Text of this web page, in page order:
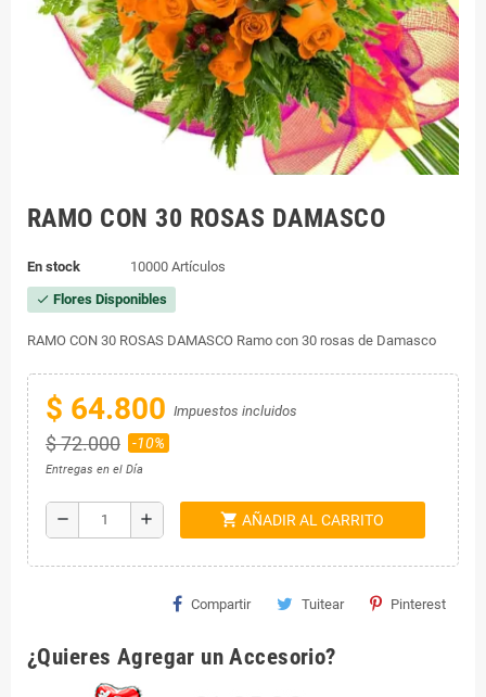
RAMO CON 30 ROSAS DAMASCO
En stock 10000 Artículos
check Flores Disponibles
RAMO CON 30 ROSAS DAMASCO Ramo con 30 rosas de Damasco
$ 64.800 Impuestos incluidos
$ 72.000 -10%
Entregas en el Día
remove add shopping_cart AÑADIR AL CARRITO
Compartir Tuitear Pinterest
¿Quieres Agregar un Accesorio?